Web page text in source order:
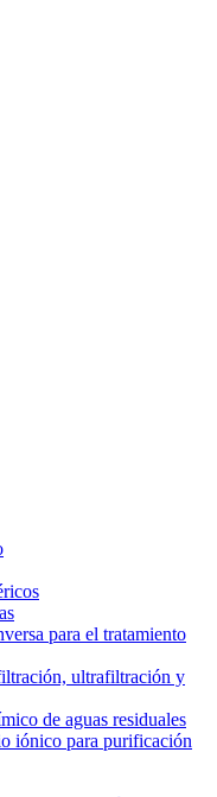
para el tratamiento
ultrafiltración y
de aguas residuales
iónico para purificación